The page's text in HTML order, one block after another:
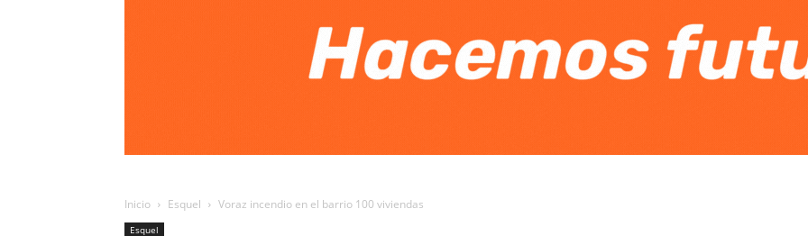
Inicio Esquel Voraz incendio en el barrio 100 viviendas
Esquel